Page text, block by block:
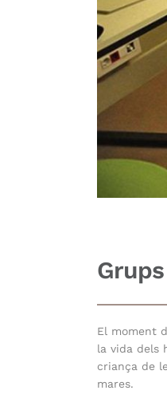
El moment
la vida dels
criança de
mares.